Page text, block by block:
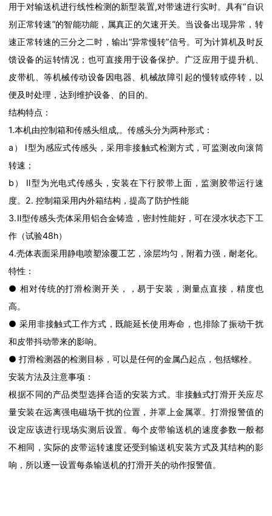
用于对输送机进行线性检测的新型装置,对带速进行实时。具有“自识
别正常转速”的智能功能，属真正的欠速开关。当设备出现异常，转
速正常转速的三分之二时，输出“异常慢转”信号。可为计算机及时反
馈设备的运转情况；也可直接用于设备保护。广泛应用于提升机、
皮带机、等机械传动设备因电器、机械故障引起的慢转或停转，以
便及时处理，达到维护设备、的目的。
结构特点：
1.本机由控制箱和传感头组成,。传感头分为两种形式：
a） Ⅰ型为感应式传感头，采用非接触式检测方式，可监测改向滚筒
转速；
b） Ⅱ型为光电式传感头，安装在下行胶带上面，监测胶带运行速
度。2. 控制箱采用内外箱结构，提高了防护性能
3.Ⅱ型传感头壳体采用铝合金铸造，密封性能好，可在浸水状态下工
作（试验48h）
4.壳体表面采用静电喷塑涂覆工艺，涂层均匀，附着力强，耐老化。
特性：
● 相对传统的打滑检测开关，，易于安装，测量点直接，精度也
高。
● 采用非接触式工作方式，既能延长使用寿命，也排除了振动干扰
和皮带抖动带来的影响。
● 打滑检测器的检测目标，可以是任何的金属凸起点，包括螺栓。
安装方法及注意事项：
根据不同的产品类型选择合适的安装方式。非接触式打滑开关应尽
量安装在远离强电磁场干扰的位置，并罩上金属罩。打滑报警值的
设定应该进行现场实测后设置。每个皮带输送机的速度参数一般都
不相同，实际的皮带运转速度还受到输送机安装方式及其结构的影
响，所以逐一设置每条输送机的打滑开关的动作报警值。